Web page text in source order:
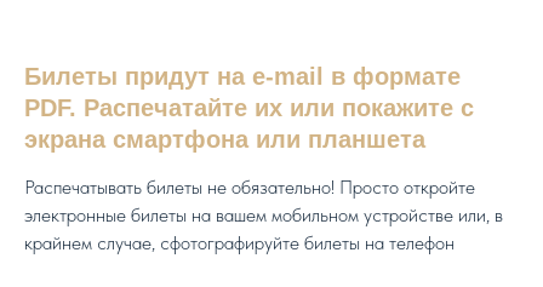
Билеты придут на e-mail в формате
PDF. Распечатайте их или покажите с
экрана смартфона или планшета
Распечатывать билеты не обязательно! Просто откройте
электронные билеты на вашем мобильном устройстве или, в
крайнем случае, сфотографируйте билеты на телефон